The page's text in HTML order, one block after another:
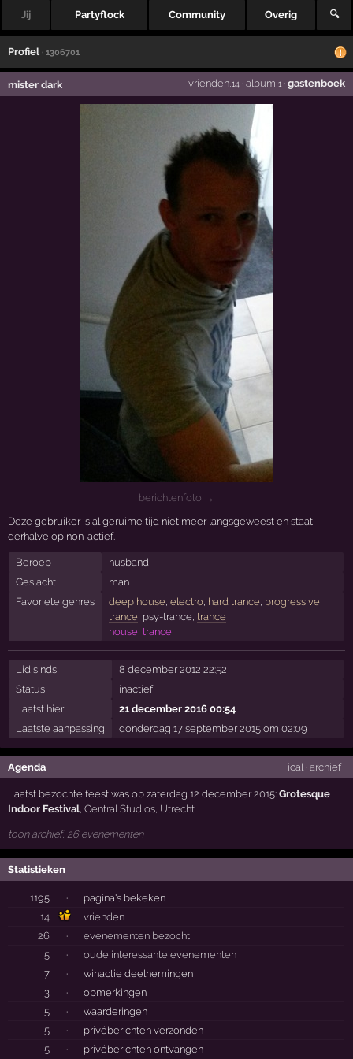
Jij Partyflock Community Overig 🔍
Profiel · 1306701
mister dark vrienden,14· album ,1· gastenboek
berichtenfoto →
Deze gebruiker is al geruime tijd niet meer langsgeweest en staat
derhalve op non-actief.
Beroep
husband
Geslacht
man
Favoriete genres
deep house electro, hard trance progressive
trance , psy-trance, trance
house, trance
Lid sinds
8 december 2012 22:52
Status
inactief
Laatst hier
21 december 2016 00:54
Laatste aanpassing
donderdag 17 september 2015 om 02:09
Agenda ical· archief
Laatst bezochte feest was op zaterdag 12 december 2015:Grotesque
Indoor Festival,Central Studios, Utrecht
toon archief, 26 evenementen
Statistieken
1195 ·
pagina's bekeken
14
vrienden
26
·
evenementen bezocht
5
·
oude interessante evenementen
7
·
winactie deelnemingen
3
·
opmerkingen
5
·
waarderingen
5
·
privéberichten verzonden
5
· privéberichten ontvangen